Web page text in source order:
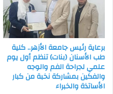
برعاية رئيس جامعة الأزهر.. كلية
طب الأسنان (بنات) تنظم أول يوم
علمي لجراحة الفم والوجه
والفكين بمشاركة نخبة من كبار
الأساتذة والخبراء